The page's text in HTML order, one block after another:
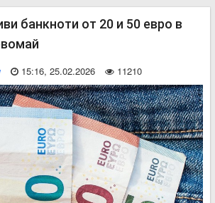
банкноти от 20 и 50 евро в
15:16, 25.02.2026 11210